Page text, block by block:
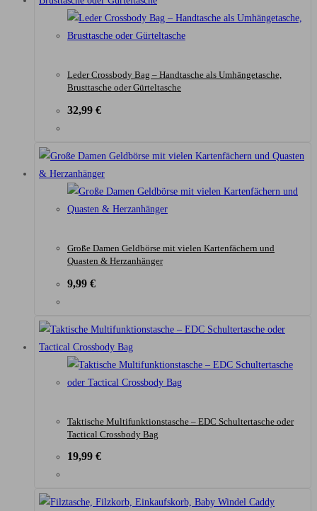
Leder Crossbody Bag – Handtasche als Umhängetasche,
Brusttasche oder Gürteltasche
32,99 €
Große Damen Geldbörse mit vielen Kartenfächern und
Quasten & Herzanhänger
9,99 €
Taktische Multifunktionstasche – EDC Schultertasche oder
Tactical Crossbody Bag
19,99 €